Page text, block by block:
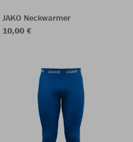
JAKO Neckwarmer
10,00 €